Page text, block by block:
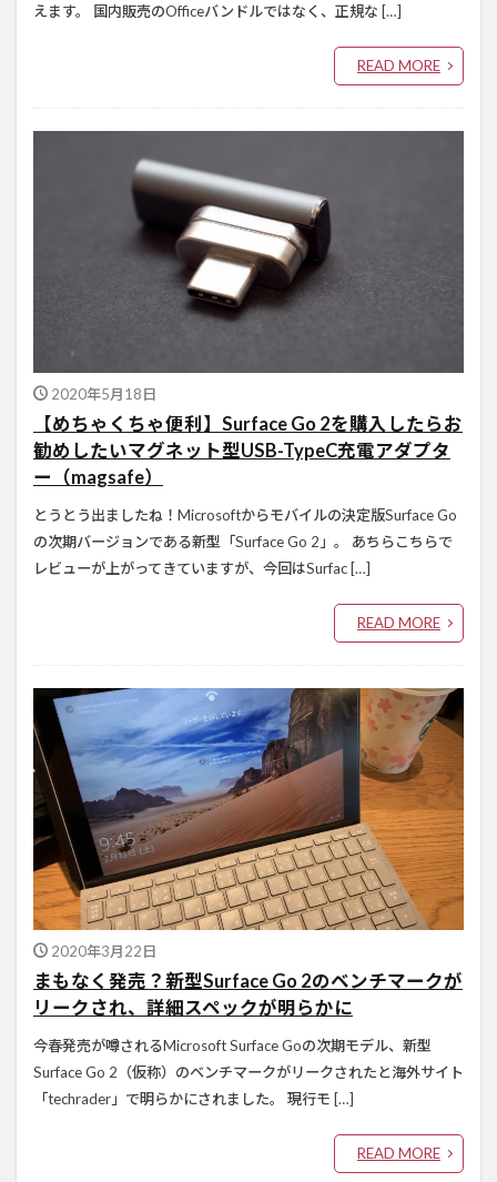
えます。 国内販売のOfficeバンドルではなく、正規な […]
READ MORE
2020年5月18日
【めちゃくちゃ便利】Surface Go 2を購入したらお
勧めしたいマグネット型USB-TypeC充電アダプタ
ー（magsafe）
とうとう出ましたね！Microsoftからモバイルの決定版Surface Go
の次期バージョンである新型「Surface Go 2」。 あちらこちらで
レビューが上がってきていますが、今回はSurfac […]
READ MORE
2020年3月22日
まもなく発売？新型Surface Go 2のベンチマークが
リークされ、詳細スペックが明らかに
今春発売が噂されるMicrosoft Surface Goの次期モデル、新型
Surface Go 2（仮称）のベンチマークがリークされたと海外サイト
「techrader」で明らかにされました。 現行モ […]
READ MORE